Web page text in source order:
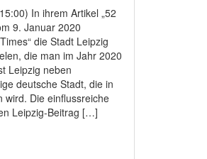
In ihrem Artikel „52
9. Januar 2020
die Stadt Leipzig
die man im Jahr 2020
Leipzig neben
deutsche Stadt, die in
wird. Die einflussreiche
Leipzig-Beitrag […]